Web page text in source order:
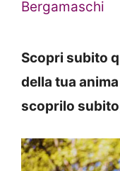
Bergamaschi
Scopri subito
della tua
scoprilo